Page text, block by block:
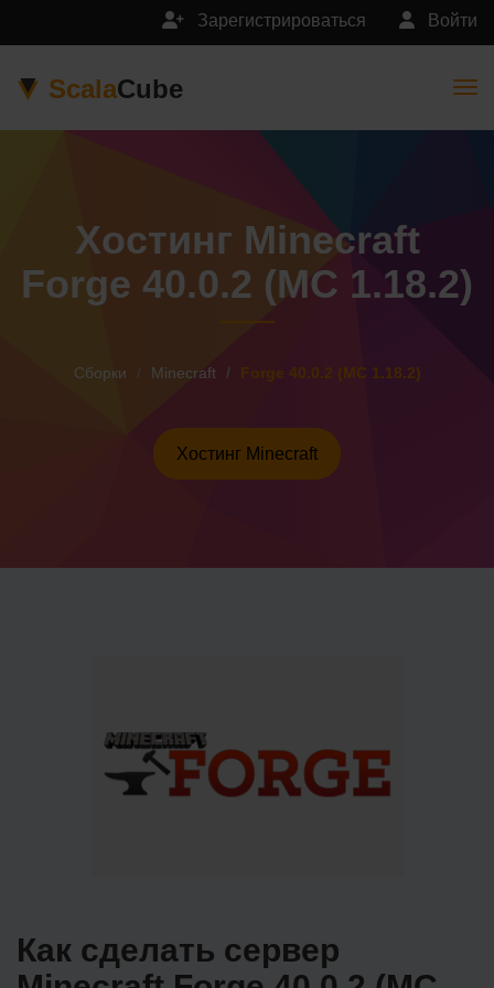
Войти
Зарегистрироваться
ScalaCube
Хостинг Minecraft
Forge 40.0.2 (MC 1.18.2)
Сборки Minecraft Forge 40.0.2 (MC 1.18.2)
Хостинг Minecraft
Как сделать сервер